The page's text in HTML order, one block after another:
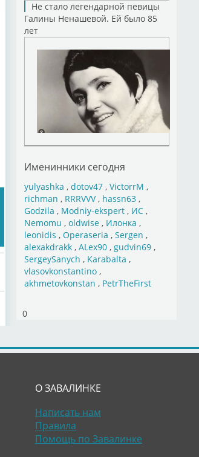
Не стало легендарной певицы
Галины Ненашевой. Ей было 85
лет
Именинники сегодня
yulyashka , dotov47, VictorrM ,
richman , RRRVVV, hassn63,
Godzila , Modniy-ekspert, ИС,
Nemomu , oldwise, Илонка ,
leonidis , Operaseria , Sergen ,
alexakdrakk, ALex90, gudvin69,
SergeySanych , Karabalta ,
vlasovkonstantino,
akhmetovkonstan , PetrTheFirst
0
О ЗАВАЛИНКЕ
Написать нам
Правила
Помощь по Завалинке